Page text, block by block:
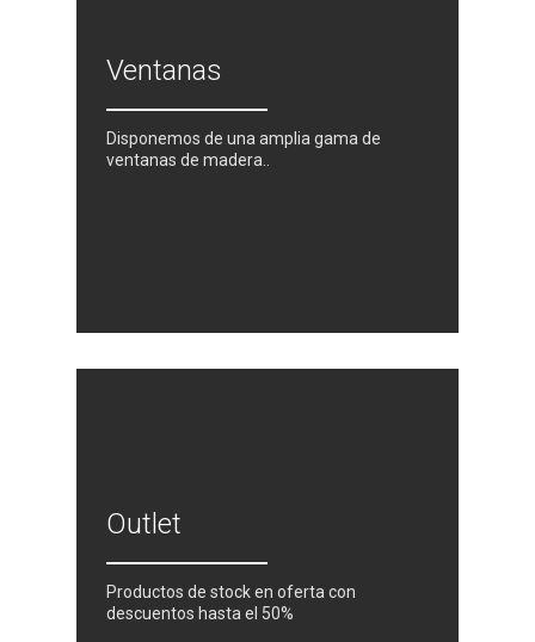
Ventanas
Disponemos de una amplia gama de
ventanas de madera..
Outlet
Productos de stock en oferta con
descuentos hasta el 50%